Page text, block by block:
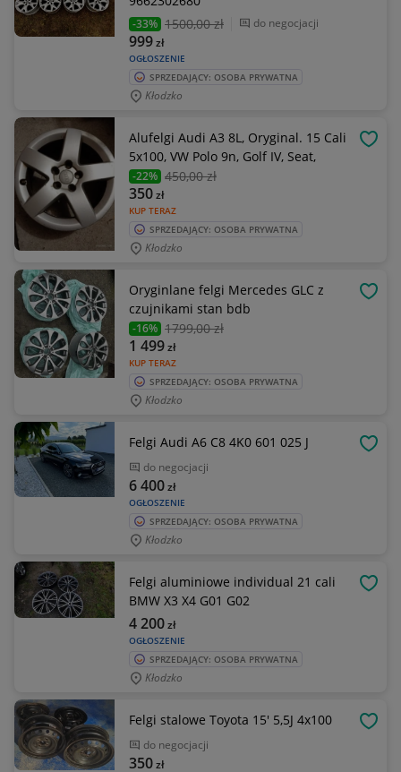
-33% 1500,00 zł do negocjacji
OGŁOSZENIE
999zł
SPRZEDAJĄCY: OSOBA PRYWATNA
Kłodzko
Alufelgi Audi A3 8L, Oryginal. 15 Cali
5x100, VW Polo 9n, Golf IV, Seat,
-22% 450,00 zł
KUP TERAZ
350zł
SPRZEDAJĄCY: OSOBA PRYWATNA
Kłodzko
Oryginlane felgi Mercedes GLC z
czujnikami stan bdb
-16% 1799,00 zł
KUP TERAZ
1 499zł
SPRZEDAJĄCY: OSOBA PRYWATNA
Kłodzko
Felgi Audi A6 C8 4K0 601 025 J
do negocjacji
OGŁOSZENIE
6 400zł
SPRZEDAJĄCY: OSOBA PRYWATNA
Kłodzko
Felgi aluminiowe individual 21 cali
BMW X3 X4 G01 G02
OGŁOSZENIE
4 200zł
SPRZEDAJĄCY: OSOBA PRYWATNA
Kłodzko
Felgi stalowe Toyota 15' 5,5J 4x100
do negocjacji
350zł